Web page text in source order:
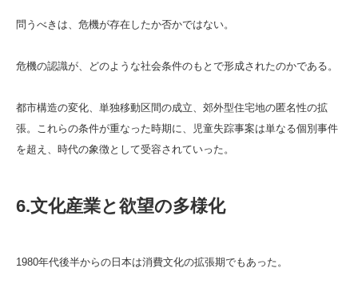
問うべきは、危機が存在したか否かではない。
危機の認識が、どのような社会条件のもとで形成されたのかである。
都市構造の変化、単独移動区間の成立、郊外型住宅地の匿名性の拡
張。これらの条件が重なった時期に、児童失踪事案は単なる個別事件
を超え、時代の象徴として受容されていった。
6.文化産業と欲望の多様化
1980年代後半からの日本は消費文化の拡張期でもあった。